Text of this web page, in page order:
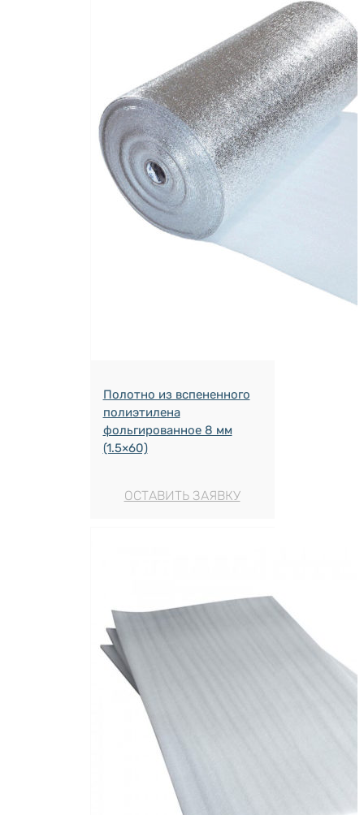
Полотно из вспененного
полиэтилена
фольгированное 8 мм
(1.5×60)
ОСТАВИТЬ ЗАЯВКУ